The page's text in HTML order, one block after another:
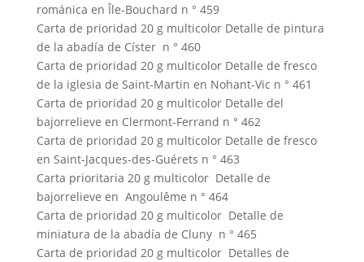
románica en Île-Bouchard n ° 459
Carta de prioridad 20 g multicolor Detalle de pintura
de la abadía de Císter n ° 460
Carta de prioridad 20 g multicolor Detalle de fresco
de la iglesia de Saint-Martin en Nohant-Vic n ° 461
Carta de prioridad 20 g multicolor Detalle del
bajorrelieve en Clermont-Ferrand n ° 462
Carta de prioridad 20 g multicolor Detalle de fresco
en Saint-Jacques-des-Guérets n ° 463
Carta prioritaria 20 g multicolor Detalle de
bajorrelieve en Angoulême n ° 464
Carta de prioridad 20 g multicolor Detalle de
miniatura de la abadía de Cluny n ° 465
Carta de prioridad 20 g multicolor Detalles de